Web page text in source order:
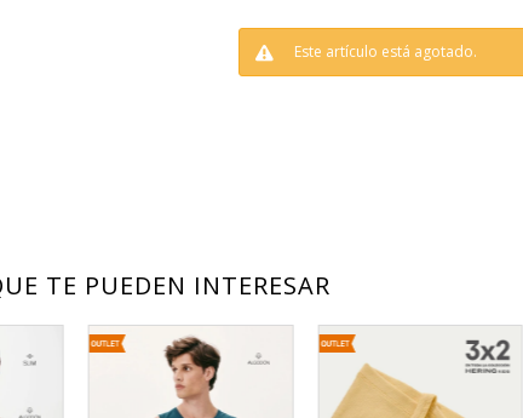
Este artículo está agotado.
TE PUEDEN INTERESAR